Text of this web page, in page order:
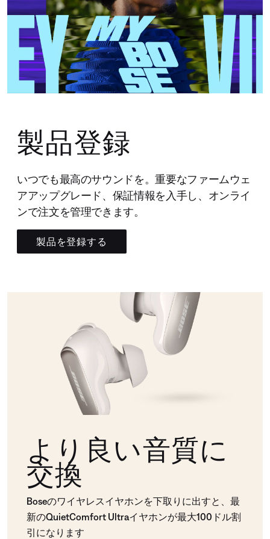
製品登録
いつでも最高のサウンドを。重要なファームウェ
アアップグレード、保証情報を入手し、オンライ
ンで注文を管理できます。
製品を登録する
より良い音質に
交換
Boseのワイヤレスイヤホンを下取りに出すと、最
新のQuietComfort Ultraイヤホンが最大100ドル割
引になります